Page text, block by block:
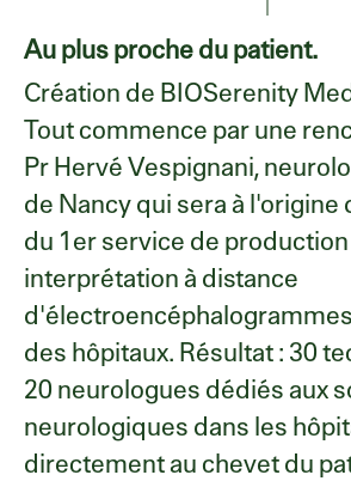
Au plus proche du patient.
Création de BIOSerenity
Tout commence par une
Pr Hervé Vespignani,
de Nancy qui sera à l'origine
du 1er service de
interprétation à distance
des hôpitaux. Résultat : 30
20 neurologues dédiés aux
neurologiques dans les
directement au chevet du